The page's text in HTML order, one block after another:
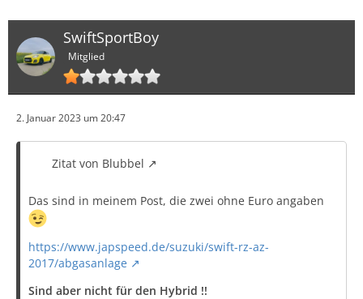
SwiftSportBoy
Mitglied
2. Januar 2023 um 20:47
Zitat von Blubbel
Das sind in meinem Post, die zwei ohne Euro angaben
https://www.japspeed.de/suzuki/swift-rz-az-
2017/abgasanlage
Sind aber nicht für den Hybrid !!